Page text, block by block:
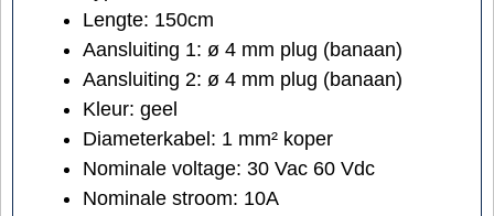
Lengte: 150cm
Aansluiting 1: ø 4 mm plug (banaan)
Aansluiting 2: ø 4 mm plug (banaan)
Kleur: geel
Diameterkabel: 1 mm² koper
Nominale voltage: 30 Vac 60 Vdc
Nominale stroom: 10A